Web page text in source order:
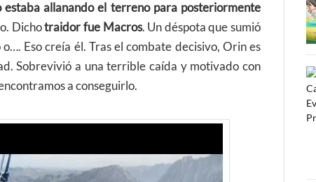
estaba allanando el terreno para posteriormente
Dichotraidor fue Macros. Un déspota que sumió
Eso creía él. Tras el combate decisivo, Orin es
Sobrevivió a una terrible caída y motivado con
a conseguirlo.